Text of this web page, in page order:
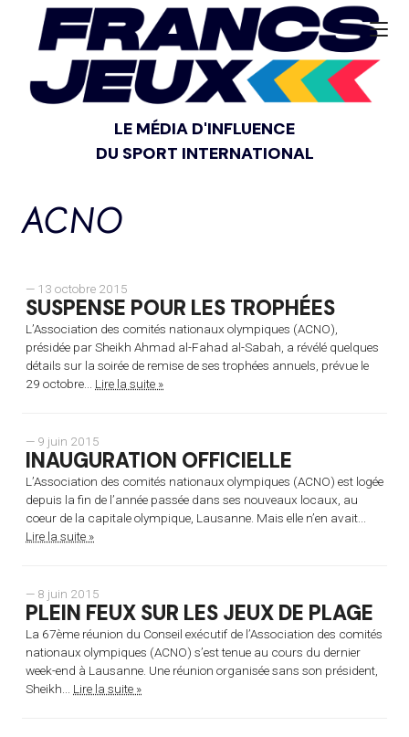
LE MÉDIA D'INFLUENCE
DU SPORT INTERNATIONAL
ACNO
— 13 octobre 2015
SUSPENSE POUR LES TROPHÉES
L’Association des comités nationaux olympiques (ACNO),
présidée par Sheikh Ahmad al-Fahad al-Sabah, a révélé quelques
détails sur la soirée de remise de ses trophées annuels, prévue le
29 octobre... Lire la suite »
— 9 juin 2015
INAUGURATION OFFICIELLE
L’Association des comités nationaux olympiques (ACNO) est logée
depuis la fin de l’année passée dans ses nouveaux locaux, au
coeur de la capitale olympique, Lausanne. Mais elle n’en avait...
Lire la suite »
— 8 juin 2015
PLEIN FEUX SUR LES JEUX DE PLAGE
La 67ème réunion du Conseil exécutif de l’Association des comités
nationaux olympiques (ACNO) s’est tenue au cours du dernier
week-end à Lausanne. Une réunion organisée sans son président,
Sheikh... Lire la suite »